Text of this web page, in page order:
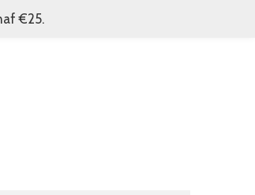
€25.